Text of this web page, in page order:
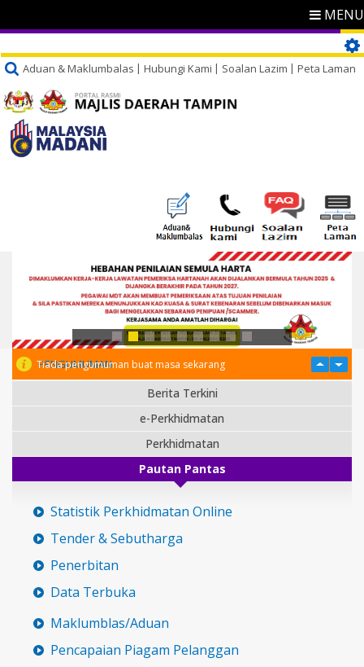
MENU
Aduan & Maklumbalas Hubungi Kami Soalan Lazim Peta Laman
PENGUMUMAN
Tiada pengumuman buat masa sekarang
Berita Terkini
e-Perkhidmatan
Perkhidmatan
Pautan Pantas
Statistik Perkhidmatan Online
Tender & Sebutharga
Penerbitan
Data Terbuka
Maklumblas/Aduan
Pencapaian Piagam Pelanggan